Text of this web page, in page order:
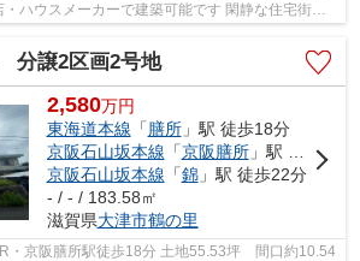
・ハウスメーカーで建築可能です 閑静な住宅街
分譲2区画2号地
2,580万円
東海道本線 「膳所」駅 徒歩18分
京阪石山坂本線 「京阪膳所」駅 徒歩18分
京阪石山坂本線 「錦」駅 徒歩22分
- / - / 183.58㎡
滋賀県大津市鶴の里
・京阪膳所駅徒歩18分 土地55.53坪 間口約10.54